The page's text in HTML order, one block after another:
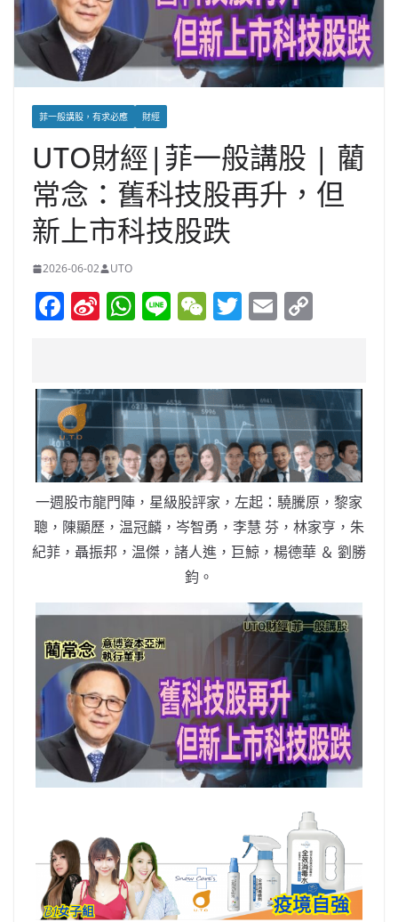
菲一般講股，有求必應 財經
UTO財經|菲一般講股 | 藺
常念：舊科技股再升，但
新上市科技股跌
2026-06-02 UTO
F
e
b
o
o
k
Si
W
ei
b
o
W
s
A
p
p
Li W
h
at
T
er
E
l y
Li
n
k
一週股市龍門陣，星級股評家，左起：驍騰原，黎家
聰，陳顯歷，温冠麟，岑智勇，李慧 芬，林家亨，朱
紀菲，聶振邦，温傑，諸人進，巨鯨，楊德華 ＆ 劉勝
鈞。